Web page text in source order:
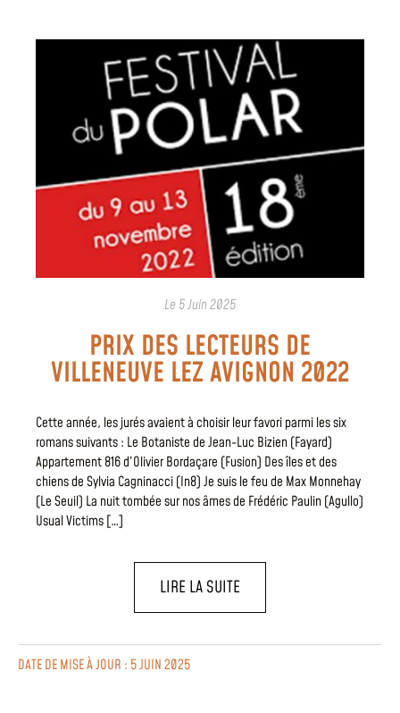
Le 5 Juin 2025
PRIX DES LECTEURS DE
VILLENEUVE LEZ AVIGNON 2022
Cette année, les jurés avaient à choisir leur favori parmi les six
romans suivants : Le Botaniste de Jean-Luc Bizien (Fayard)
Appartement 816 d’Olivier Bordaçare (Fusion) Des îles et des
chiens de Sylvia Cagninacci (In8) Je suis le feu de Max Monnehay
(Le Seuil) La nuit tombée sur nos âmes de Frédéric Paulin (Agullo)
Usual Victims […]
LIRE LA SUITE
DATE DE MISE À JOUR : 5 JUIN 2025